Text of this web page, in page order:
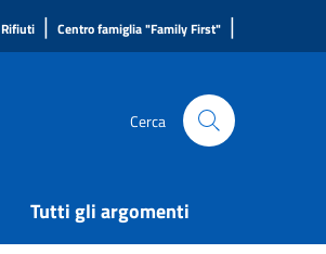
Rifiuti | Centro famiglia "Family First" |
Cerca
Tutti gli argomenti